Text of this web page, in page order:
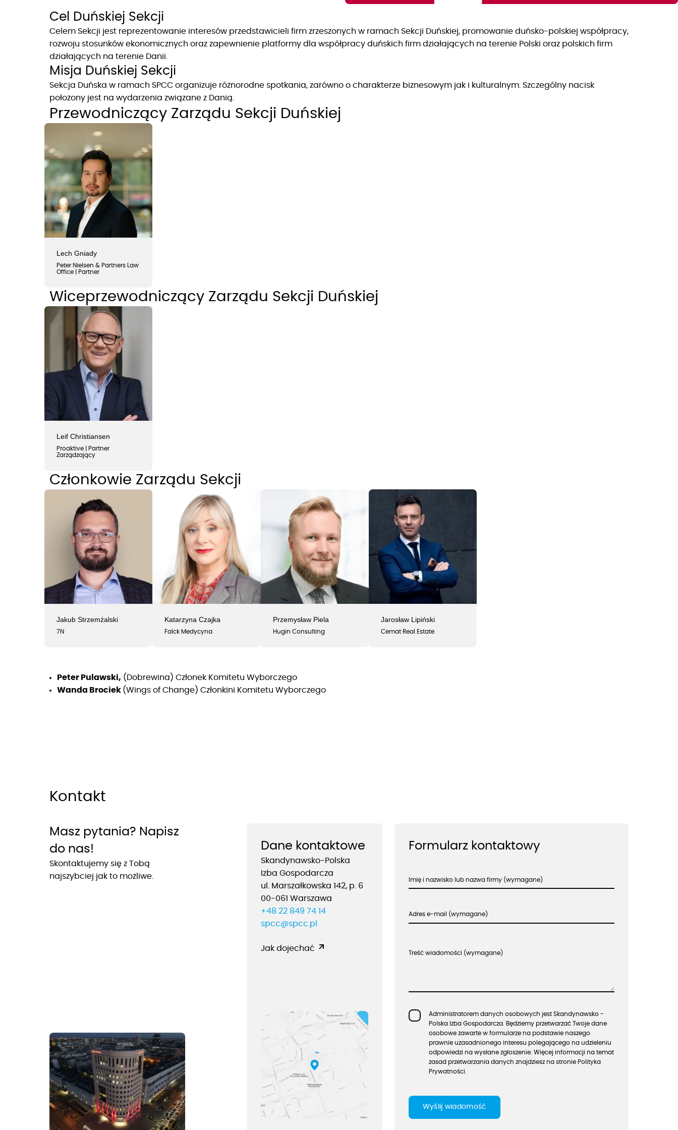
Cel Duńskiej Sekcji
Celem Sekcji jest reprezentowanie interesów przedstawicieli firm zrzeszonych w ramach Sekcji Duńskiej, promowanie duńsko-polskiej współpracy,
rozwoju stosunków ekonomicznych oraz zapewnienie platformy dla współpracy duńskich firm działających na terenie Polski oraz polskich firm
działających na terenie Danii.
Misja Duńskiej Sekcji
Sekcja Duńska w ramach SPCC organizuje różnorodne spotkania, zarówno o charakterze biznesowym jak i kulturalnym. Szczególny nacisk
położony jest na wydarzenia związane z Danią.
Przewodniczący Zarządu Sekcji Duńskiej
Lech Gniady
Peter Nielsen & Partners Law
Office | Partner
Wiceprzewodniczący Zarządu Sekcji Duńskiej
Leif Christiansen
Proaktive | Partner
Zarządzający
Członkowie Zarządu Sekcji
Jakub Strzemżalski
7N
Katarzyna Czajka
Falck Medycyna
Przemysław Piela
Hugin Consulting
Jarosław Lipiński
Cemat Real Estate
Peter Pulawski, (Dobrewina) Członek Komitetu Wyborczego
Wanda Brociek (Wings of Change) Członkini Komitetu Wyborczego
Kontakt
Masz pytania? Napisz
do nas!
Skontaktujemy się z Tobą
najszybciej jak to możliwe.
Dane kontaktowe
Skandynawsko-Polska
Izba Gospodarcza
ul. Marszałkowska 142, p. 6
00-061 Warszawa
+48 22 849 74 14
spcc@spcc.pl
Jak dojechać
Formularz kontaktowy
Imię i nazwisko lub nazwa firmy (wymagane)
Adres e-mail (wymagane)
Treść wiadomości (wymagane)
Administratorem danych osobowych jest Skandynawsko -
Polska Izba Gospodarcza. Będziemy przetwarzać Twoje dane
osobowe zawarte w formularze na podstawie naszego
prawnie uzasadnionego interesu polegającego na udzieleniu
odpowiedzi na wysłane zgłoszenie. Więcej informacji na temat
zasad przetwarzania danych znajdziesz na stronie Polityka
Prywatności.
Wyślij wiadomość